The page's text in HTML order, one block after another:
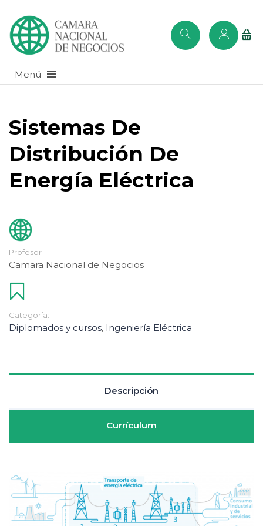
Sistemas De
Distribución De
Energía Eléctrica
Profesor
Camara Nacional de Negocios
Categoría:
Diplomados y cursos, Ingeniería Eléctrica
Descripción
Currículum